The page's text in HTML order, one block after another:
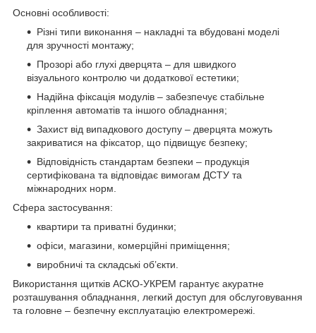
Основні особливості:
Різні типи виконання – накладні та вбудовані моделі
для зручності монтажу;
Прозорі або глухі дверцята – для швидкого
візуального контролю чи додаткової естетики;
Надійна фіксація модулів – забезпечує стабільне
кріплення автоматів та іншого обладнання;
Захист від випадкового доступу – дверцята можуть
закриватися на фіксатор, що підвищує безпеку;
Відповідність стандартам безпеки – продукція
сертифікована та відповідає вимогам ДСТУ та
міжнародних норм.
Сфера застосування:
квартири та приватні будинки;
офіси, магазини, комерційні приміщення;
виробничі та складські об’єкти.
Використання щитків АСКО-УКРЕМ гарантує акуратне
розташування обладнання, легкий доступ для обслуговування
та головне – безпечну експлуатацію електромережі.